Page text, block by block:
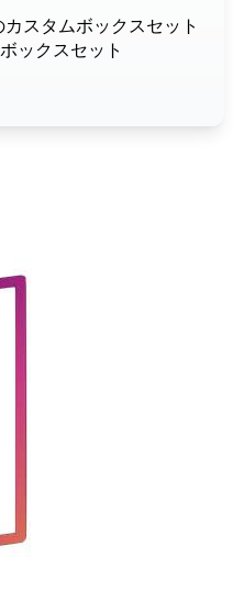
スタムボックスセット
ックスセット